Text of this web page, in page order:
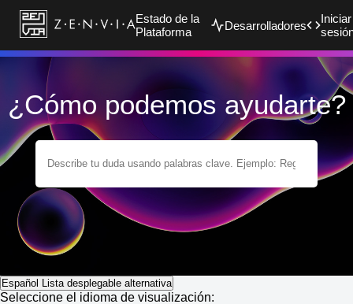
Estado de la
Plataforma
Desarrolladores
Iniciar
¿Cómo podemos ayudarte?
Español Lista desplegable alternativa
Seleccione el idioma de visualización: